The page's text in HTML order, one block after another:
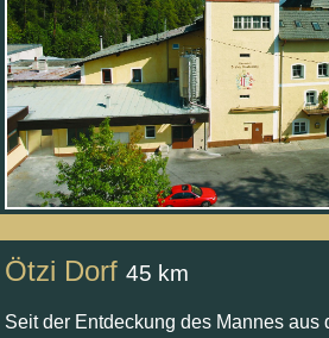
Ötzi Dorf 45 km
Seit der Entdeckung des Mannes aus